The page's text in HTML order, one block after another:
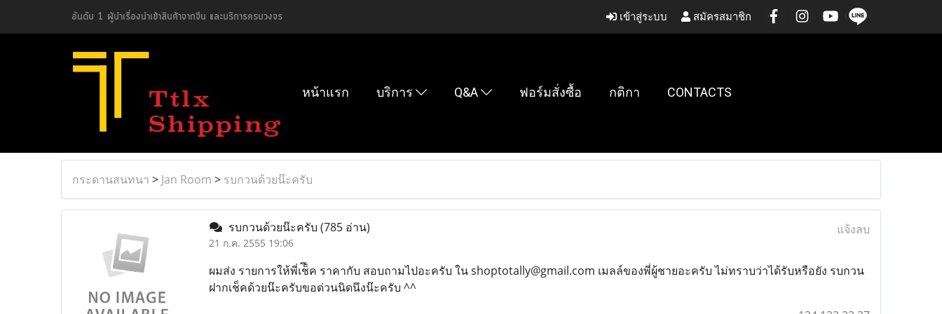
อันดับ 1 ผู้นำเรื่องนำเข้าสินค้าจากจีน และบริการครบวงจร เข้าสู่ระบบ สมัครสมาชิก
หน้าแรก บริการ Q&A ฟอร์มสั่งซื้อ กติกา CONTACTS
กระดานสนทนา > Jan Room > รบกวนด้วยน๊ะครับ
รบกวนด้วยน๊ะครับ (785 อ่าน)
21 ก.ค. 2555 19:06
แจ้งลบ
ผมส่ง รายการให้พี่เช็ึค ราคากับ สอบถามไปอะครับ ใน shoptotally@gmail.com เมลล์ของพี่ผู้ชายอะครับ ไม่ทราบว่าได้รับหรือยัง รบกวน
ฝากเช็คด้วยน๊ะครับขอด่วนนิดนึงน๊ะครับ ^^